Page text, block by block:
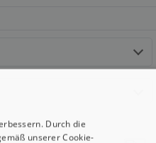
Durch die
unserer Cookie-